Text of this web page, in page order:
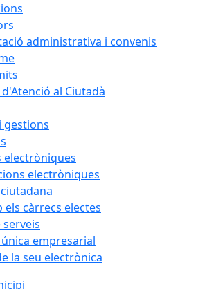
administrativa i convenis
al Ciutadà
gestions
electròniques
electròniques
els càrrecs electes
serveis
empresarial
la seu electrònica